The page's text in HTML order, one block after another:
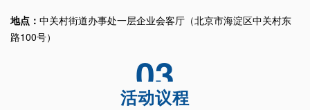
地点： 中关村街道办事处一层企业会客厅 （北京市海淀区中关村东
路100号）
03
活动议程